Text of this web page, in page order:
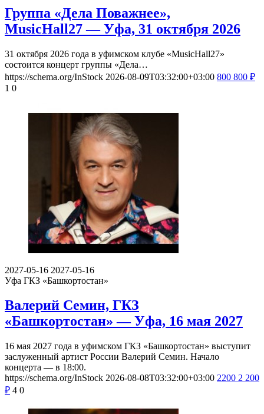
Группа «Дела Поважнее»,
MusicHall27 — Уфа, 31 октября 2026
31 октября 2026 года в уфимском клубе «MusicHall27»
состоится концерт группы «Дела…
https://schema.org/InStock 2026-08-09T03:32:00+03:00 800 800 ₽
1 0
2027-05-16 2027-05-16
Уфа ГКЗ «Башкортостан»
Валерий Семин, ГКЗ
«Башкортостан» — Уфа, 16 мая 2027
16 мая 2027 года в уфимском ГКЗ «Башкортостан» выступит
заслуженный артист России Валерий Семин. Начало
концерта — в 18:00.
https://schema.org/InStock 2026-08-08T03:32:00+03:00 2200 2 200
₽ 4 0